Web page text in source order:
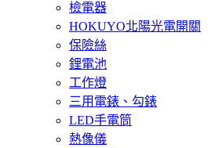
檢電器
HOKUYO北陽光電開關
保險絲
鋰電池
工作燈
三用電錶、勾錶
LED手電筒
熱像儀